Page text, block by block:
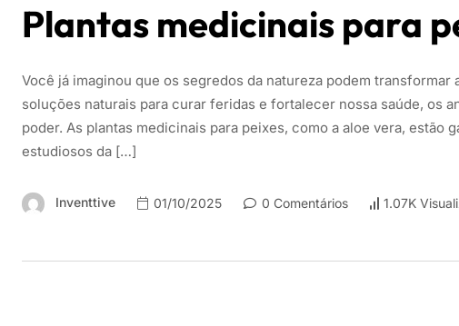
Plantas medicinais para
Você já imaginou que os segredos da natureza podem
soluções naturais para curar feridas e fortalecer nossa saúde, os
poder. As plantas medicinais para peixes, como a aloe vera, estão
estudiosos da […]
Inventtive 01/10/2025 0 Comentários 1.07K